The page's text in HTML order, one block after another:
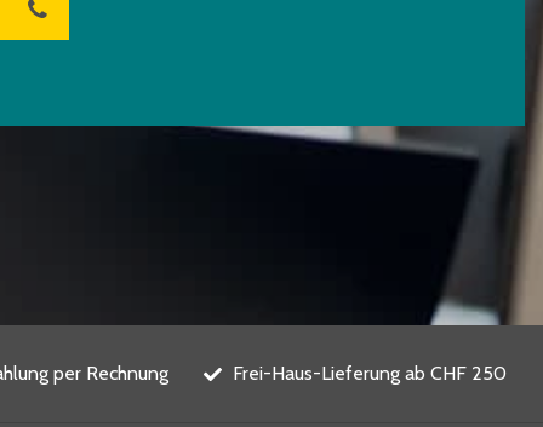
per Rechnung Frei-Haus-Lieferung ab CHF 250